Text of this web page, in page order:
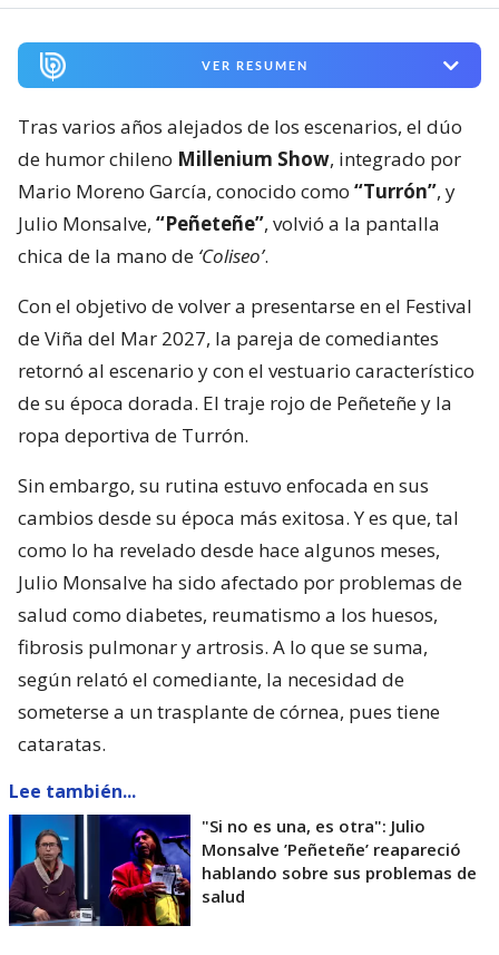
VER RESUMEN
Tras varios años alejados de los escenarios, el dúo
de humor chileno Millenium Show, integrado por
Mario Moreno García, conocido como “Turrón”, y
Julio Monsalve, “Peñeteñe”, volvió a la pantalla
chica de la mano de ‘Coliseo’.
Con el objetivo de volver a presentarse en el Festival
de Viña del Mar 2027, la pareja de comediantes
retornó al escenario y con el vestuario característico
de su época dorada. El traje rojo de Peñeteñe y la
ropa deportiva de Turrón.
Sin embargo, su rutina estuvo enfocada en sus
cambios desde su época más exitosa. Y es que, tal
como lo ha revelado desde hace algunos meses,
Julio Monsalve ha sido afectado por problemas de
salud como diabetes, reumatismo a los huesos,
fibrosis pulmonar y artrosis. A lo que se suma,
según relató el comediante, la necesidad de
someterse a un trasplante de córnea, pues tiene
cataratas.
Lee también...
"Si no es una, es otra": Julio
Monsalve ’Peñeteñe’ reapareció
hablando sobre sus problemas de
salud